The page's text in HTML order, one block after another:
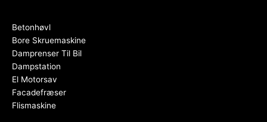
Betonhøvl
Bore Skruemaskine
Damprenser Til Bil
Dampstation
El Motorsav
Facadefræser
Flismaskine